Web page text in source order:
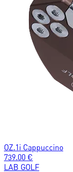
OZ.1i Cappuccino
739.00 €
LAB GOLF